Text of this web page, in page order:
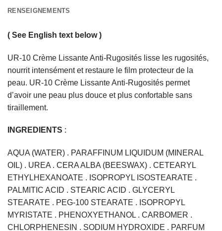
RENSEIGNEMENTS
( See English text below )
UR-10 Crème Lissante Anti-Rugosités lisse les rugosités,
nourrit intensément et restaure le film protecteur de la
peau. UR-10 Crème Lissante Anti-Rugosités permet
d’avoir une peau plus douce et plus confortable sans
tiraillement.
INGREDIENTS :
AQUA (WATER) . PARAFFINUM LIQUIDUM (MINERAL
OIL) . UREA . CERA ALBA (BEESWAX) . CETEARYL
ETHYLHEXANOATE . ISOPROPYL ISOSTEARATE .
PALMITIC ACID . STEARIC ACID . GLYCERYL
STEARATE . PEG-100 STEARATE . ISOPROPYL
MYRISTATE . PHENOXYETHANOL . CARBOMER .
CHLORPHENESIN . SODIUM HYDROXIDE . PARFUM